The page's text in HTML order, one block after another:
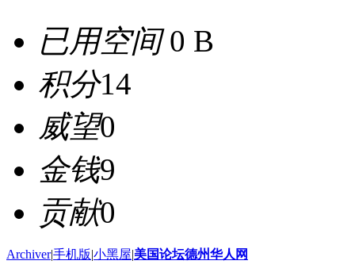
已用空间0 B
积分14
威望0
金钱9
贡献0
Archiver|手机版|小黑屋|美国论坛德州华人网